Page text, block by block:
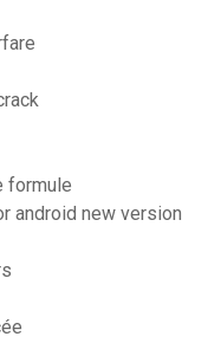
formule
android new version